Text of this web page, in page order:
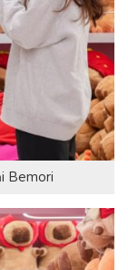
Bemori